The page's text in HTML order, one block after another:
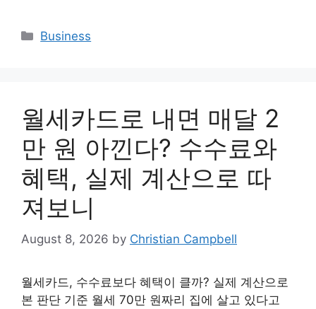
Categories
Business
월세카드로 내면 매달 2
만 원 아낀다? 수수료와
혜택, 실제 계산으로 따
져보니
August 8, 2026 by Christian Campbell
월세카드, 수수료보다 혜택이 클까? 실제 계산으로
본 판단 기준 월세 70만 원짜리 집에 살고 있다고